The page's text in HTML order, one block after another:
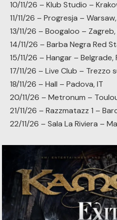
10/11/26 – Klub Studio –
11/11/26 – Progresja –
13/11/26 – Boogaloo – Zagreb,
14/11/26 – Barba Negra Red
15/11/26 – Hangar – Belgrade,
17/11/26 – Live Club – Trezzo
18/11/26 – Hall – Padova, IT
20/11/26 – Metronum –
21/11/26 – Razzmatazz 1 –
22/11/26 – Sala La Riviera –